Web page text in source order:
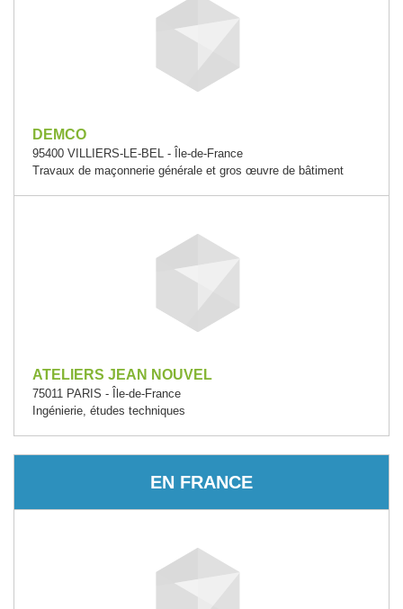
DEMCO
95400 VILLIERS-LE-BEL - Île-de-France
Travaux de maçonnerie générale et gros œuvre de bâtiment
ATELIERS JEAN NOUVEL
75011 PARIS - Île-de-France
Ingénierie, études techniques
EN FRANCE